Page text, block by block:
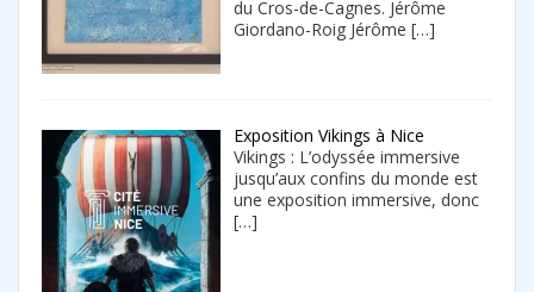
du Cros-de-Cagnes. Jérôme
Giordano-Roig Jérôme […]
Exposition Vikings à Nice
Vikings : L’odyssée immersive
jusqu’aux confins du monde est
une exposition immersive, donc
[…]